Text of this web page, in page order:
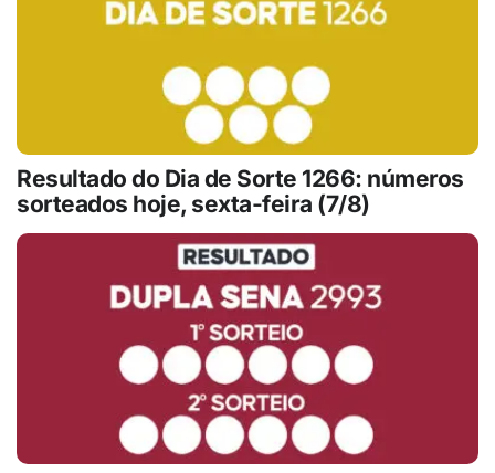
Resultado do Dia de Sorte 1266: números
sorteados hoje, sexta-feira (7/8)